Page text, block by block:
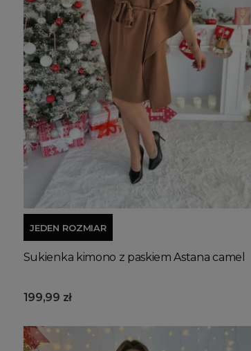
JEDEN ROZMIAR
Sukienka kimono z paskiem Astana camel
199,99 zł